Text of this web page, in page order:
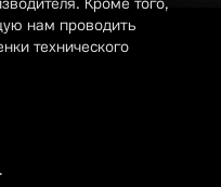
нам проводить
технического